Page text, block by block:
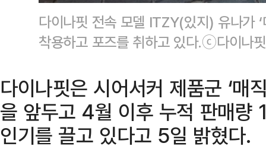
다이나핏 전속 모델 ITZY(있지) 유나가
착용하고 포즈를 취하고 있다.ⓒ다이나핏
다이나핏은 시어서커 제품군 ‘매
을 앞두고 4월 이후 누적 판매
인기를 끌고 있다고 5일 밝혔다.